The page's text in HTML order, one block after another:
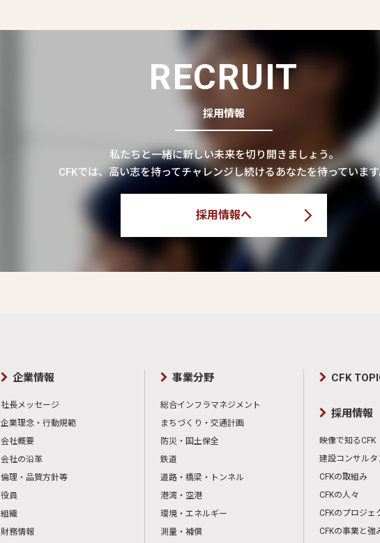
RECRUIT
採用情報
私たちと一緒に新しい未来を切り開きましょう。
CFKでは、高い志を持ってチャレンジし続けるあなたを待っていま
採用情報へ
企業情報
社長メッセージ
企業理念・行動規範
会社概要
会社の沿革
倫理・品質方針等
役員
組織
財務情報
事業分野
総合インフラマネジメント
まちづくり・交通計画
防災・国土保全
鉄道
道路・橋梁・トンネル
港湾・空港
環境・エネルギー
測量・補償
CFK
採用情報
映像で知るCFK
建設コンサル
CFKの取組み
CFKの人々
CFKのプロジェ
CFKの事業と強